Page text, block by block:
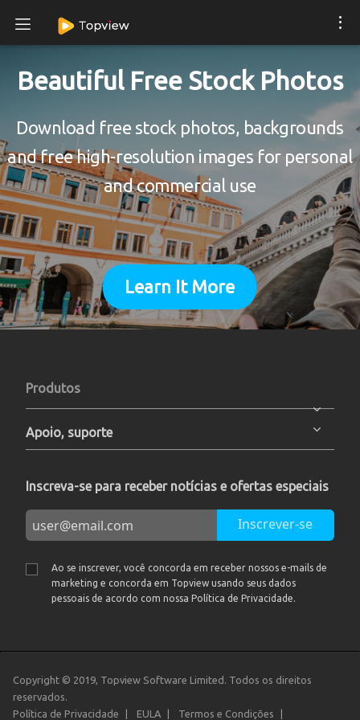
Beautiful Free Stock Photos
Download free stock photos, backgrounds
and free high-resolution images for personal
and commercial use
Learn It More
Produtos
Apoio, suporte
Inscreva-se para receber notícias e ofertas especiais
Inscrever-se
Ao se inscrever, você concorda em receber nossos e-mails de
marketing e concorda em Topview usando seus dados
pessoais de acordo com nossa Política de Privacidade.
Copyright © 2019, Topview Software Limited. Todos os direitos
reservados.
Política de Privacidade
EULA Termos e Condições